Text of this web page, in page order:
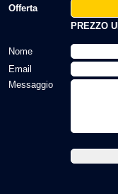
Offerta
PREZZO
Nome
Email
Messaggio